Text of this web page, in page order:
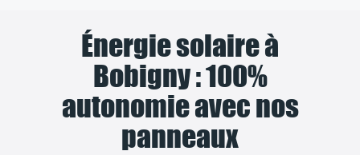
Énergie solaire à
Bobigny : 100%
autonomie avec nos
panneaux